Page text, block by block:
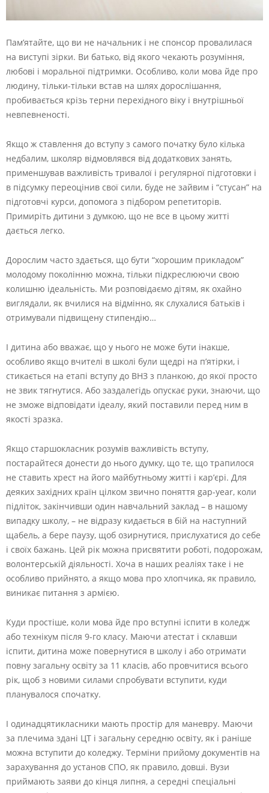
Пам’ятайте, що ви не начальник і не спонсор провалилася
на виступі зірки. Ви батько, від якого чекають розуміння,
любові і моральної підтримки. Особливо, коли мова йде про
людину, тільки-тільки встав на шлях дорослішання,
пробивається крізь терни перехідного віку і внутрішньої
невпевненості.
Якщо ж ставлення до вступу з самого початку було кілька
недбалим, школяр відмовлявся від додаткових занять,
применшував важливість тривалої і регулярної підготовки і
в підсумку переоцінив свої сили, буде не зайвим і “стусан” на
підготовчі курси, допомога з підбором репетиторів.
Примиріть дитини з думкою, що не все в цьому житті
дається легко.
Дорослим часто здається, що бути “хорошим прикладом”
молодому поколінню можна, тільки підкреслюючи свою
колишню ідеальність. Ми розповідаємо дітям, як охайно
виглядали, як вчилися на відмінно, як слухалися батьків і
отримували підвищену стипендію…
І дитина або вважає, що у нього не може бути інакше,
особливо якщо вчителі в школі були щедрі на п’ятірки, і
стикається на етапі вступу до ВНЗ з планкою, до якої просто
не звик тягнутися. Або заздалегідь опускає руки, знаючи, що
не зможе відповідати ідеалу, який поставили перед ним в
якості зразка.
Якщо старшокласник розумів важливість вступу,
постарайтеся донести до нього думку, що те, що трапилося
не ставить хрест на його майбутньому житті і кар’єрі. Для
деяких західних країн цілком звично поняття gap-year, коли
підліток, закінчивши один навчальний заклад – в нашому
випадку школу, – не відразу кидається в бій на наступний
щабель, а бере паузу, щоб озирнутися, прислухатися до себе
і своїх бажань. Цей рік можна присвятити роботі, подорожам,
волонтерській діяльності. Хоча в наших реаліях таке і не
особливо прийнято, а якщо мова про хлопчика, як правило,
виникає питання з армією.
Куди простіше, коли мова йде про вступні іспити в коледж
або технікум після 9-го класу. Маючи атестат і склавши
іспити, дитина може повернутися в школу і або отримати
повну загальну освіту за 11 класів, або провчитися всього
рік, щоб з новими силами спробувати вступити, куди
планувалося спочатку.
І одинадцятикласники мають простір для маневру. Маючи
за плечима здані ЦТ і загальну середню освіту, як і раніше
можна вступити до коледжу. Терміни прийому документів на
зарахування до установ СПО, як правило, довші. Вузи
приймають заяви до кінця липня, а середні спеціальні